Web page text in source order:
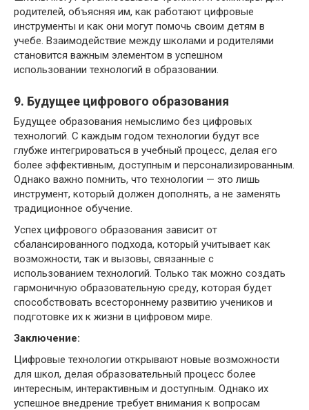
родителей, объясняя им, как работают цифровые
инструменты и как они могут помочь своим детям в
учебе. Взаимодействие между школами и родителями
становится важным элементом в успешном
использовании технологий в образовании.
9. Будущее цифрового образования
Будущее образования немыслимо без цифровых
технологий. С каждым годом технологии будут все
глубже интегрироваться в учебный процесс, делая его
более эффективным, доступным и персонализированным.
Однако важно помнить, что технологии — это лишь
инструмент, который должен дополнять, а не заменять
традиционное обучение.
Успех цифрового образования зависит от
сбалансированного подхода, который учитывает как
возможности, так и вызовы, связанные с
использованием технологий. Только так можно создать
гармоничную образовательную среду, которая будет
способствовать всестороннему развитию учеников и
подготовке их к жизни в цифровом мире.
Заключение:
Цифровые технологии открывают новые возможности
для школ, делая образовательный процесс более
интересным, интерактивным и доступным. Однако их
успешное внедрение требует внимания к вопросам